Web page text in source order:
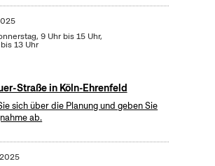
9 Uhr bis 15 Uhr,
13 Uhr
Straße in Köln-Ehrenfeld
sich über die Planung und geben Sie
ab.